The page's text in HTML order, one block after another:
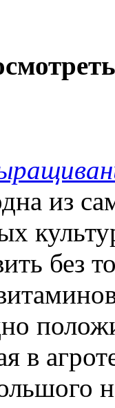
из
без
в